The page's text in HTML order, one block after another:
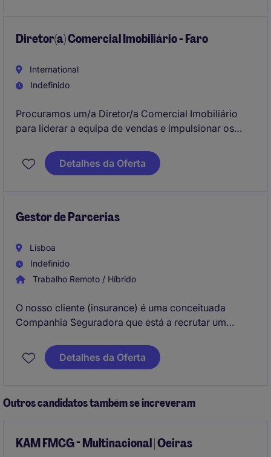
oportunidades de mercado.
Diretor(a) Comercial Imobiliário - Faro
International
Indefinido
Procuramos um/a Diretor/a Comercial Imobiliário
para liderar a equipa de vendas e impulsionar os
garantir a excelência no desempenho comercial e no
cumprimento de objetivos estratégicos.
Detalhes da Oferta
Gestor de Parcerias
Lisboa
Indefinido
Trabalho Remoto / Híbrido
O nosso cliente (insurance) é uma conceituada
Companhia Seguradora que está a recrutar um
Lisboa (Lisbon). Irá integrar a Direção Comercial a
reportar à Diretora Comercial.
Detalhes da Oferta
Outros candidatos também se increveram
KAM FMCG - Multinacional | Oeiras